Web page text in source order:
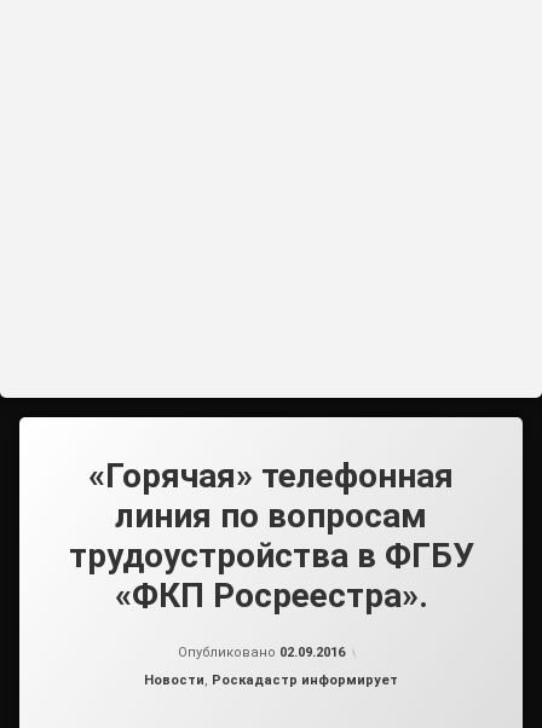
«Горячая» телефонная
линия по вопросам
трудоустройства в ФГБУ
«ФКП Росреестра».
Опубликовано 02.09.2016
Рубрики:
Новости, Роскадастр информирует